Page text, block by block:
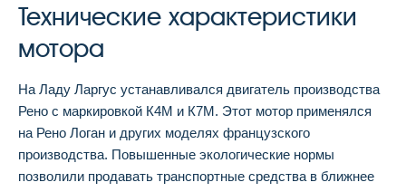
Технические характеристики
мотора
На Ладу Ларгус устанавливался двигатель производства
Рено с маркировкой К4М и К7М. Этот мотор применялся
на Рено Логан и других моделях французского
производства. Повышенные экологические нормы
позволили продавать транспортные средства в ближнее